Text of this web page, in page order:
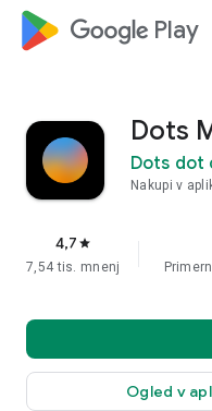
google_logo Play
Dots
Dots dot
Nakupi v
4,7 star
7,54 tis. mnenj
Ogled v